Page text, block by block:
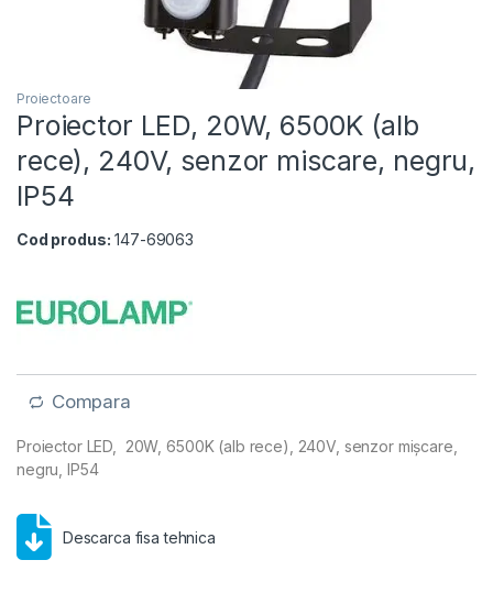
Proiectoare
Proiector LED, 20W, 6500K (alb
rece), 240V, senzor miscare, negru,
IP54
Cod produs: 147-69063
Compara
Proiector LED, 20W, 6500K (alb rece), 240V, senzor mișcare,
negru, IP54
Descarca fisa tehnica